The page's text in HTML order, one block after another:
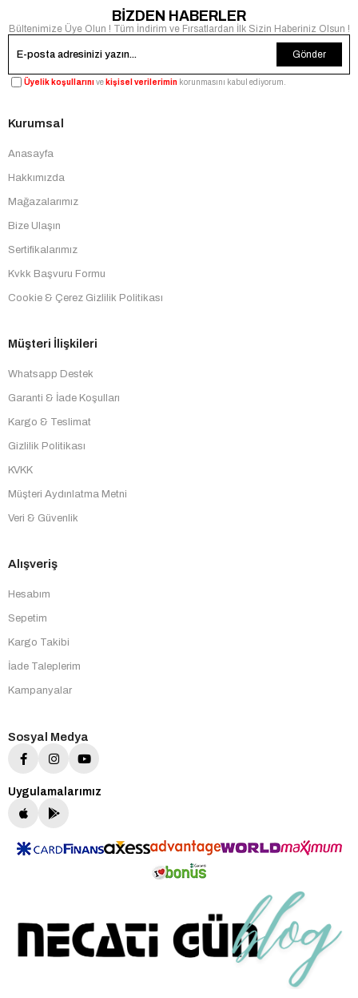
BİZDEN HABERLER
Bültenimize Üye Olun ! Tüm İndirim ve Fırsatlardan İlk Sizin Haberiniz Olsun !
Gönder
Üyelik koşullarınıve kişisel verilerimin korunmasını kabul ediyorum.
Kurumsal
Anasayfa
Hakkımızda
Mağazalarımız
Bize Ulaşın
Sertifikalarımız
Kvkk Başvuru Formu
Cookie & Çerez Gizlilik Politikası
Müşteri İlişkileri
Whatsapp Destek
Garanti & İade Koşulları
Kargo & Teslimat
Gizlilik Politikası
KVKK
Müşteri Aydınlatma Metni
Veri & Güvenlik
Alışveriş
Hesabım
Sepetim
Kargo Takibi
İade Taleplerim
Kampanyalar
Sosyal Medya
Uygulamalarımız